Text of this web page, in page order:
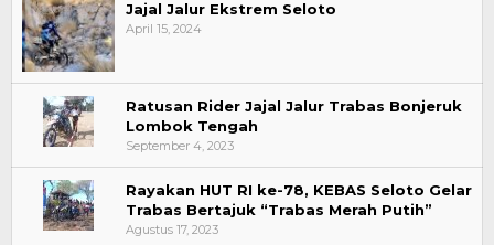
Jajal Jalur Ekstrem Seloto
April 15, 2024
Ratusan Rider Jajal Jalur Trabas Bonjeruk
Lombok Tengah
September 4, 2023
Rayakan HUT RI ke-78, KEBAS Seloto Gelar
Trabas Bertajuk “Trabas Merah Putih”
Agustus 17, 2023